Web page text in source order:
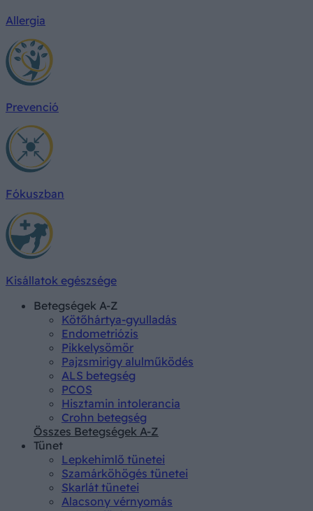
Allergia
Prevenció
Fókuszban
Kisállatok egészsége
Betegségek A-Z
Kötőhártya-gyulladás
Endometriózis
Pikkelysömör
Pajzsmirigy alulműködés
ALS betegség
PCOS
Hisztamin intolerancia
Crohn betegség
Összes Betegségek A-Z
Tünet
Lepkehimlő tünetei
Szamárköhögés tünetei
Skarlát tünetei
Alacsony vérnyomás